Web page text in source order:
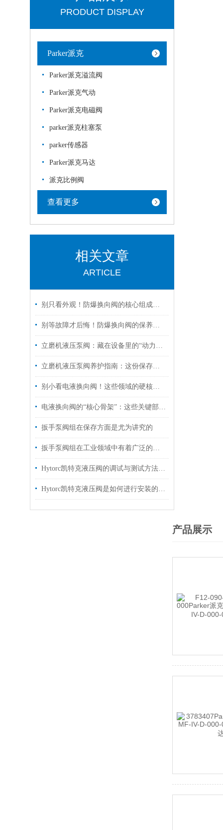
PRODUCT DISPLAY
Parker派克
Parker派克溢流阀
Parker派克气动
Parker派克电磁阀
parker派克柱塞泵
parker传感器
Parker派克马达
派克比例阀
查看更多
相关文章
ARTICLE
别只看外观！防爆换向阀的核心组成部分，才是安全关键
别等故障才后悔！防爆换向阀的保养诀窍，早知道少踩坑
立磨机液压泵阀：藏在设备里的“动力心脏”，核心功能全拆解
立磨机液压泵阀养护指南：这份保存秘诀，让核心部件“历久弥新”！
别小看电液换向阀！这些领域的硬核应用，远超你的想象
电液换向阀的“核心骨架”：这些关键部件，决定设备运行效率！
扳手泵阀组在保存方面是尤为讲究的
扳手泵阀组在工业领域中有着广泛的作用
Hytorc凯特克液压阀的调试与测试方法具体如下
Hytorc凯特克液压阀是如何进行安装的？你可知晓？
产品展示